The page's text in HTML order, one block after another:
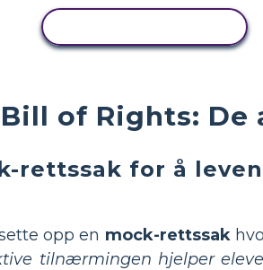
of Rights:
rettssak for å
opp en mock-rettssak
tilnærmingen hjelper